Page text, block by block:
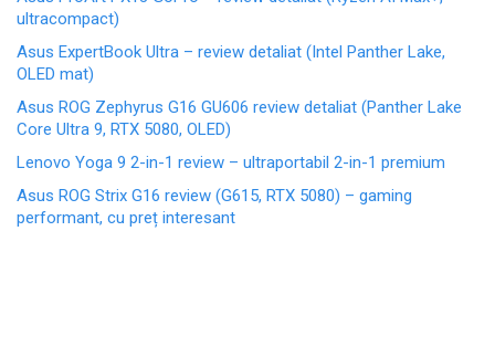
ultracompact)
Asus ExpertBook Ultra – review detaliat (Intel Panther Lake,
OLED mat)
Asus ROG Zephyrus G16 GU606 review detaliat (Panther Lake
Core Ultra 9, RTX 5080, OLED)
Lenovo Yoga 9 2-in-1 review – ultraportabil 2-in-1 premium
Asus ROG Strix G16 review (G615, RTX 5080) – gaming
performant, cu preț interesant